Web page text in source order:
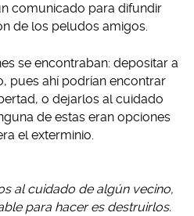
comunicado para difundir
de los peludos amigos.
se encontraban: depositar a
pues ahí podrían encontrar
o dejarlos al cuidado
de estas eran opciones
el exterminio.
al cuidado de algún vecino,
para hacer es destruirlos.